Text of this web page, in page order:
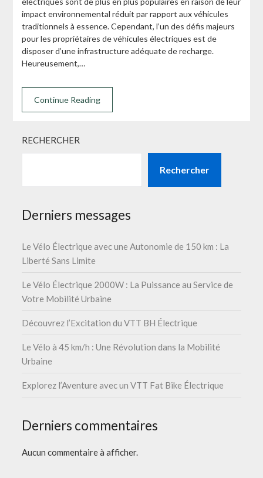
impact environnemental réduit par rapport aux véhicules
traditionnels à essence. Cependant, l’un des défis majeurs
pour les propriétaires de véhicules électriques est de
disposer d’une infrastructure adéquate de recharge.
Heureusement,…
Continue Reading
RECHERCHER
Rechercher
Derniers messages
Le Vélo Électrique avec une Autonomie de 150 km : La
Liberté Sans Limite
Le Vélo Électrique 2000W : La Puissance au Service de
Votre Mobilité Urbaine
Découvrez l’Excitation du VTT BH Électrique
Le Vélo à 45 km/h : Une Révolution dans la Mobilité
Urbaine
Explorez l’Aventure avec un VTT Fat Bike Électrique
Derniers commentaires
Aucun commentaire à afficher.